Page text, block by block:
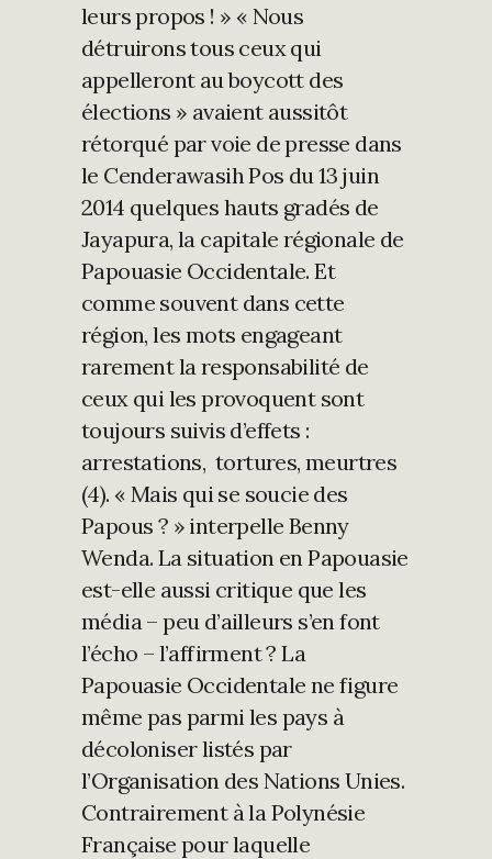
leurs propos ! » « Nous
détruirons tous ceux qui
appelleront au boycott des
élections » avaient aussitôt
rétorqué par voie de presse dans
le Cenderawasih Pos du 13 juin
2014 quelques hauts gradés de
Jayapura, la capitale régionale de
Papouasie Occidentale. Et
comme souvent dans cette
région, les mots engageant
rarement la responsabilité de
ceux qui les provoquent sont
toujours suivis d’effets :
arrestations, tortures, meurtres
(4). « Mais qui se soucie des
Papous ? » interpelle Benny
Wenda. La situation en Papouasie
est-elle aussi critique que les
média – peu d’ailleurs s’en font
l’écho – l’affirment ? La
Papouasie Occidentale ne figure
même pas parmi les pays à
décoloniser listés par
l’Organisation des Nations Unies.
Contrairement à la Polynésie
Française pour laquelle